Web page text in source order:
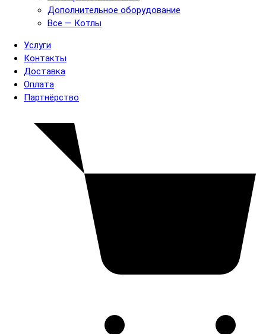
Дополнительное оборудование
Все — Котлы
Услуги
Контакты
Доставка
Оплата
Партнёрство